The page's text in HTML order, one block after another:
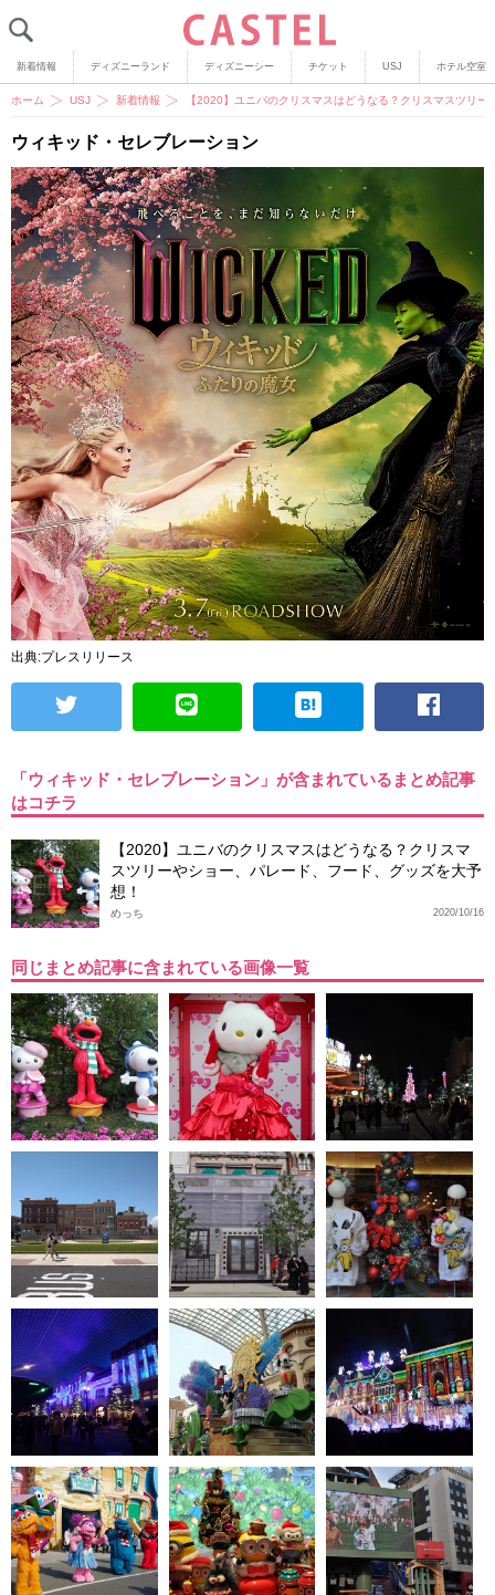
新着情報 ディズニーランド ディズニーシー チケット USJ ホテル空室
ホーム USJ 新着情報 【2020】ユニバのクリスマスはどうなる？クリスマスツリ
ウィキッド・セレブレーション
出典:プレスリリース
「ウィキッド・セレブレーション」が含まれているまとめ記事
はコチラ
【2020】ユニバのクリスマスはどうなる？クリスマ
スツリーやショー、パレード、フード、グッズを大予
想！
2020/10/16
めっち
同じまとめ記事に含まれている画像一覧